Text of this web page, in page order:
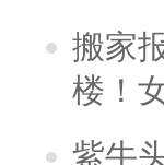
搬家
楼！
紫牛